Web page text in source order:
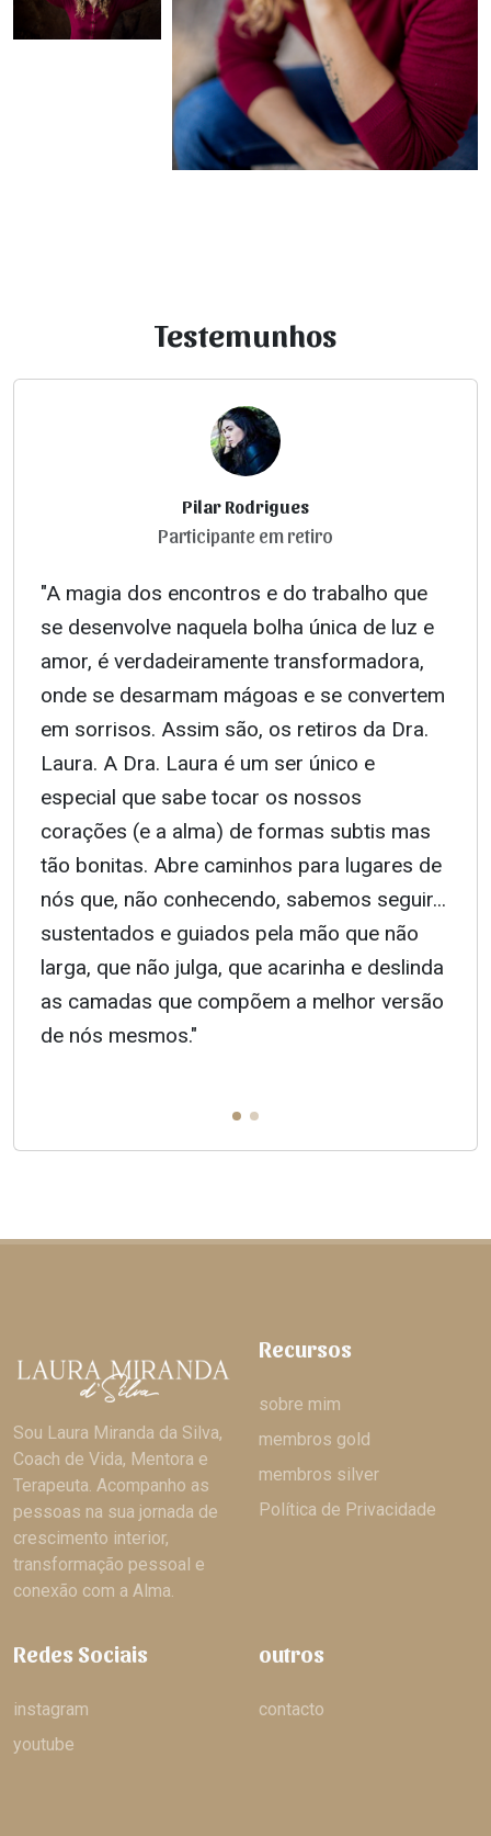
Testemunhos
Pilar Rodrigues
Participante em retiro
"A magia dos encontros e do trabalho que
se desenvolve naquela bolha única de luz e
amor, é verdadeiramente transformadora,
onde se desarmam mágoas e se convertem
em sorrisos. Assim são, os retiros da Dra.
Laura. A Dra. Laura é um ser único e
especial que sabe tocar os nossos
corações (e a alma) de formas subtis mas
tão bonitas. Abre caminhos para lugares de
nós que, não conhecendo, sabemos seguir...
sustentados e guiados pela mão que não
larga, que não julga, que acarinha e deslinda
as camadas que compõem a melhor versão
de nós mesmos."
Sou Laura Miranda da Silva,
Coach de Vida, Mentora e
Terapeuta. Acompanho as
pessoas na sua jornada de
crescimento interior,
transformação pessoal e
conexão com a Alma.
Recursos
sobre mim
membros gold
membros silver
Política de Privacidade
Redes Sociais
instagram
youtube
outros
contacto